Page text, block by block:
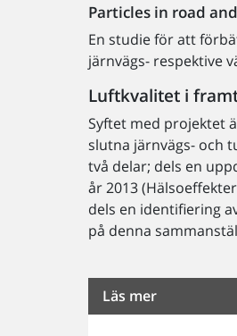
Particles in road
En studie för att
järnvägs- respektive
Luftkvalitet i
Syftet med projektet
slutna järnvägs- och
två delar; dels en
år 2013
dels en identifiering
på denna
Läs mer